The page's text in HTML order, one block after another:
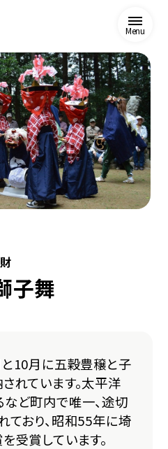
Menu
子舞
10月に五穀豊穣と子
れています。太平洋
ど町内で唯一、途切
ており、昭和55年に埼
受賞しています。